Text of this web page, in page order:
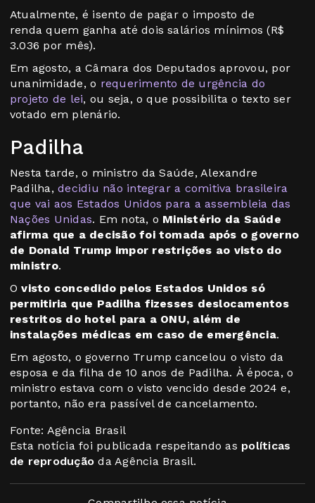
Atualmente, é isento de pagar o imposto de
renda quem ganha até dois salários mínimos (R$
3.036 por mês).
Em agosto, a Câmara dos Deputados aprovou, por
unanimidade, o requerimento de urgência do
projeto de lei, ou seja, o que possibilita o texto ser
votado em plenário.
Padilha
Nesta tarde, o ministro da Saúde, Alexandre
Padilha,decidiu não integrar a comitiva brasileira
que vai aos Estados Unidos para a assembleia das
Nações Unidas. Em nota, o Ministério da Saúde
afirma que a decisão foi tomada após o governo
de Donald Trump impor restrições ao visto do
ministro.
O visto concedido pelos Estados Unidos só
permitiria que Padilha fizesses deslocamentos
restritos do hotel para a ONU, além de
instalações médicas em caso de emergência.
Em agosto, o governo Trump cancelou o visto da
esposa e da filha de 10 anos de Padilha. À época, o
ministro estava com o visto vencido desde 2024 e,
portanto, não era passível de cancelamento.
Fonte: Agência Brasil
Esta notícia foi publicada respeitando as políticas
de reprodução da Agência Brasil.